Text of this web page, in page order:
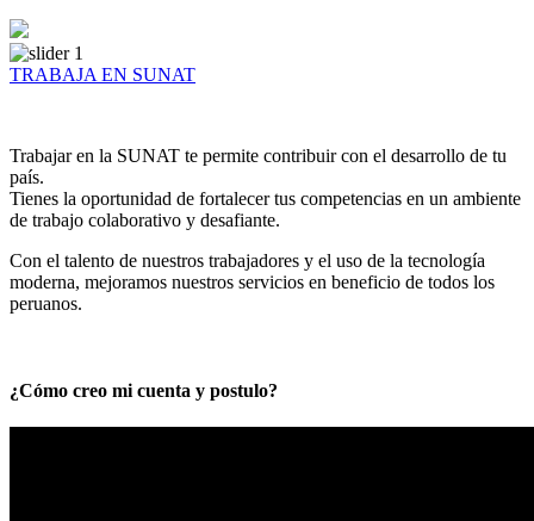
TRABAJA EN SUNAT
Trabajar en la SUNAT te permite contribuir con el desarrollo de tu
país.
Tienes la oportunidad de fortalecer tus competencias en un ambiente
de trabajo colaborativo y desafiante.
Con el talento de nuestros trabajadores y el uso de la tecnología
moderna, mejoramos nuestros servicios en beneficio de todos los
peruanos.
¿Cómo creo mi cuenta y postulo?